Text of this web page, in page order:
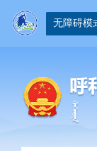
无障碍模